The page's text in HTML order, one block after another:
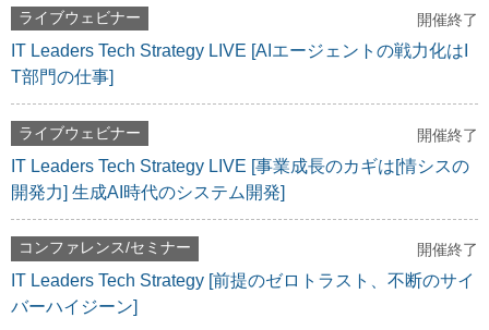
ライブウェビナー 開催終了
IT Leaders Tech Strategy LIVE [AIエージェントの戦力化はI
T部門の仕事]
ライブウェビナー 開催終了
IT Leaders Tech Strategy LIVE [事業成長のカギは[情シスの
開発力] 生成AI時代のシステム開発]
コンファレンス/セミナー 開催終了
IT Leaders Tech Strategy [前提のゼロトラスト、不断のサイ
バーハイジーン]